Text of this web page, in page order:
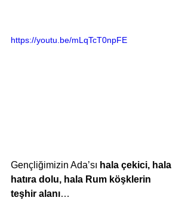
https://youtu.be/mLqTcT0npFE
Gençliğimizin Ada’sı hala çekici, hala
hatıra dolu, hala Rum köşklerin
teşhir alanı…